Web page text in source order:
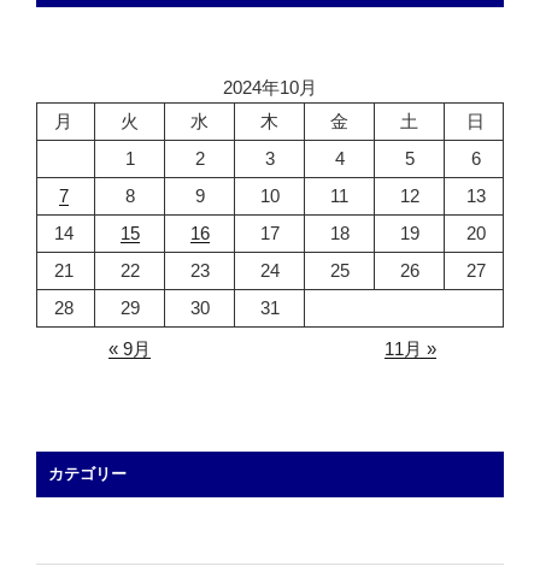
2024年10月
月
火 水 木 金 土
日
1
2 3 4 5
6
7
8 9 10 11 12
13
14
15 16 17 18 19
20
21
22 23 24 25 26
27
28
29 30
31
« 9月
11月 »
カテゴリー